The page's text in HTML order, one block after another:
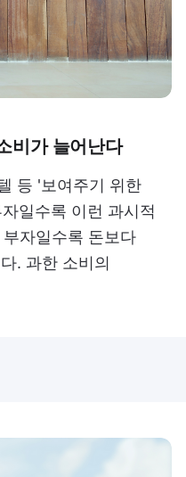
비가 늘어난다
등 '보여주기 위한
일수록 이런 과시적
자일수록 돈보다
. 과한 소비의